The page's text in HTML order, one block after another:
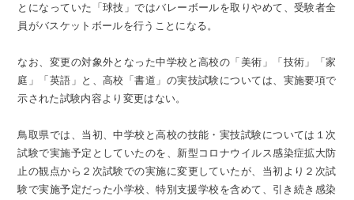
とになっていた「球技」ではバレーボールを取りやめて、受験者全
員がバスケットボールを行うことになる。
なお、変更の対象外となった中学校と高校の「美術」「技術」「家
庭」「英語」と、高校「書道」の実技試験については、実施要項で
示された試験内容より変更はない。
鳥取県では、当初、中学校と高校の技能・実技試験については１次
試験で実施予定としていたのを、新型コロナウイルス感染症拡大防
止の観点から２次試験での実施に変更していたが、当初より２次試
験で実施予定だった小学校、特別支援学校を含めて、引き続き感染